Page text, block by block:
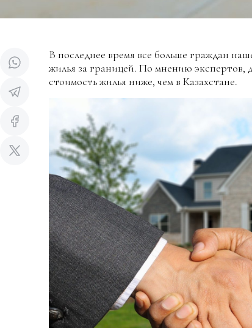
В последнее время все больше граждан
жилья за границей. По мнению экспертов,
стоимость жилья ниже, чем в Казахстане.